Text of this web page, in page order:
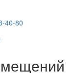
40-80